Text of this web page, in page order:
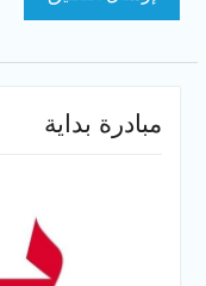
مبادرة بداية